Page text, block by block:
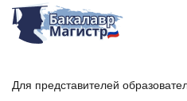
Для представителей